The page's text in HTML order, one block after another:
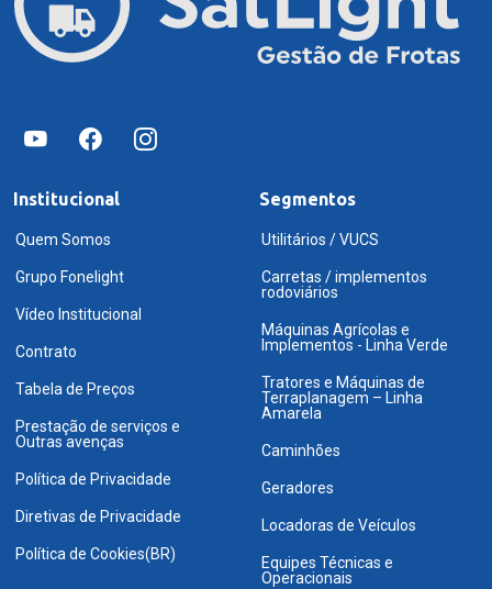
Institucional
Quem Somos
Grupo Fonelight
Vídeo Institucional
Contrato
Tabela de Preços
Prestação de serviços e
Outras avenças
Política de Privacidade
Diretivas de Privacidade
Política de Cookies(BR)
Segmentos
Utilitários / VUCS
Carretas / implementos
rodoviários
Máquinas Agrícolas e
Implementos - Linha Verde
Tratores e Máquinas de
Terraplanagem – Linha
Amarela
Caminhões
Geradores
Locadoras de Veículos
Equipes Técnicas e
Operacionais